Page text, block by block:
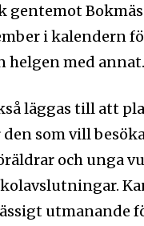
gentemot
i kalendern
helgen med annat.
läggas till att
den som vill
och unga
utmanande